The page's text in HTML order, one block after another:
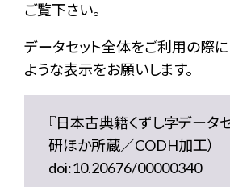
ご覧下さい。
データセット全体をご利用の際
ような表示をお願いします。
『日本古典籍くずし字データセ
研ほか所蔵／CODH加工）
doi:10.20676/00000340